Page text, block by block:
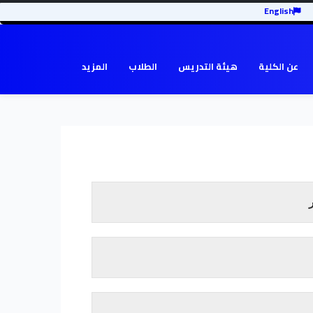
English
عن الكلية هيئة التدريس الطلاب المزيد
تم تأسيس كلية تنمية المجتمع في العام 2006 م بفتح ستة مراكز هي مركز
قلي،مركز الفشاشوية، مركز الكنوز، مركز
النهوض بواقع المجتمع إلي مصاف التنمية